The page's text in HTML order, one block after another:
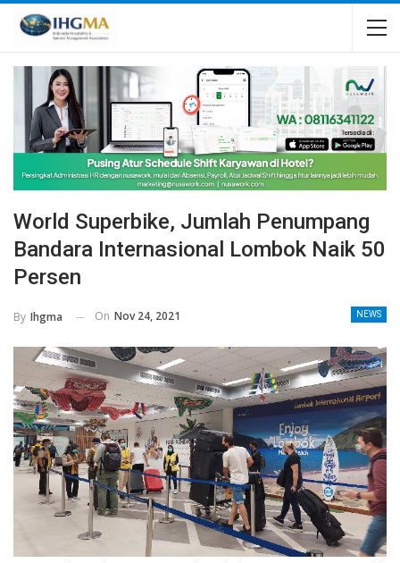
World Superbike, Jumlah Penumpang
Bandara Internasional Lombok Naik 50
Persen
NEWS
By Ihgma On Nov 24, 2021